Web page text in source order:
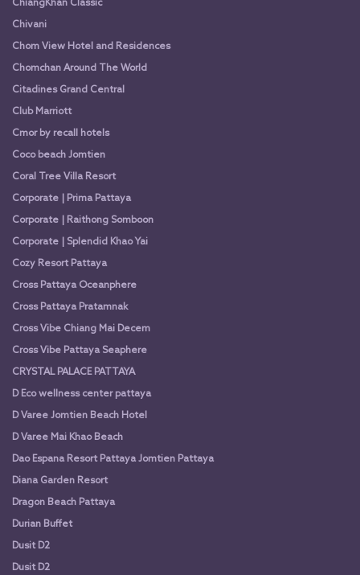
ChiangKhan Classic
Chivani
Chom View Hotel and Residences
Chomchan Around The World
Citadines Grand Central
Club Marriott
Cmor by recall hotels
Coco beach Jomtien
Coral Tree Villa Resort
Corporate | Prima Pattaya
Corporate | Raithong Somboon
Corporate | Splendid Khao Yai
Cozy Resort Pattaya
Cross Pattaya Oceanphere
Cross Pattaya Pratamnak
Cross Vibe Chiang Mai Decem
Cross Vibe Pattaya Seaphere
CRYSTAL PALACE PATTAYA
D Eco wellness center pattaya
D Varee Jomtien Beach Hotel
D Varee Mai Khao Beach
Dao Espana Resort Pattaya Jomtien Pattaya
Diana Garden Resort
Dragon Beach Pattaya
Durian Buffet
Dusit D2
Dusit D2